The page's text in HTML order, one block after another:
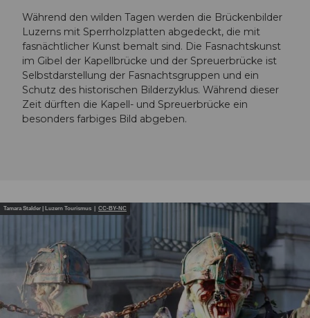
Während den wilden Tagen werden die Brückenbilder
Luzerns mit Sperrholzplatten abgedeckt, die mit
fasnächtlicher Kunst bemalt sind. Die Fasnachtskunst
im Gibel der Kapellbrücke und der Spreuerbrücke ist
Selbstdarstellung der Fasnachtsgruppen und ein
Schutz des historischen Bilderzyklus. Während dieser
Zeit dürften die Kapell- und Spreuerbrücke ein
besonders farbiges Bild abgeben.
Tamara Stalder | Luzern Tourismus | CC-BY-NC